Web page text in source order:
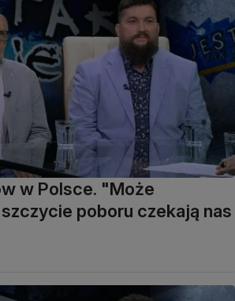
w Polsce. "Może
poboru czekają nas